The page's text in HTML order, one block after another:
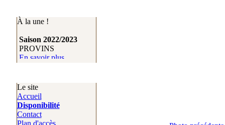
À la une !
Saison 2022/2023
PROVINS
En savoir plus
Le site
Accueil
Disponibilité
Contact
Plan d'accès